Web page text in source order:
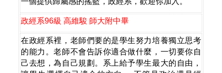
政經系96級 高維駿 師大附中畢
在政經系裡，老師們要的是學生努力培養獨立思考
的能力。老師不會告訴你適合做什麼，一切要你自
己去想，為自己規劃。系上給予學生最大的自由，